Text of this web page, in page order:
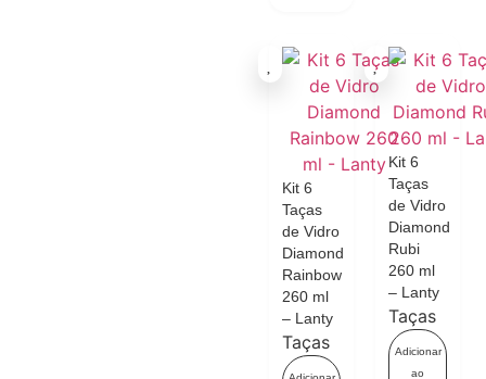
Kit 6
Taças
de Vidro
Diamond
Rainbow
260 ml
– Lanty
Taças
Kit 6
Taças
de Vidro
Diamond
Rubi
260 ml
– Lanty
Taças
Adicionar
ao